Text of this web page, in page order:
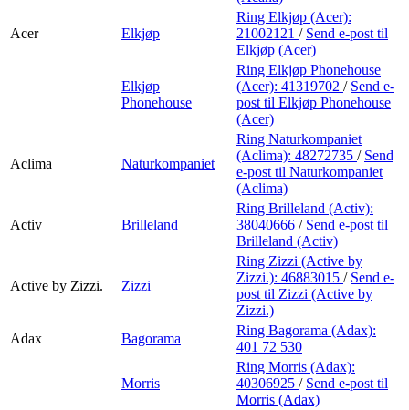
Acer Elkjøp
Ring Elkjøp (Acer):
21002121 / Send e-post til
Elkjøp (Acer)
Elkjøp
Phonehouse
Ring Elkjøp Phonehouse
(Acer): 41319702 / Send e-
post til Elkjøp Phonehouse
(Acer)
Aclima Naturkompaniet
Ring Naturkompaniet
(Aclima): 48272735 / Send
e-post til Naturkompaniet
(Aclima)
Activ Brilleland
Ring Brilleland (Activ):
38040666 / Send e-post til
Brilleland (Activ)
Active by Zizzi. Zizzi
Ring Zizzi (Active by
Zizzi.): 46883015 / Send e-
post til Zizzi (Active by
Zizzi.)
Adax
Bagorama
Ring Bagorama (Adax):
401 72 530
Morris
Ring Morris (Adax):
40306925 / Send e-post til
Morris (Adax)